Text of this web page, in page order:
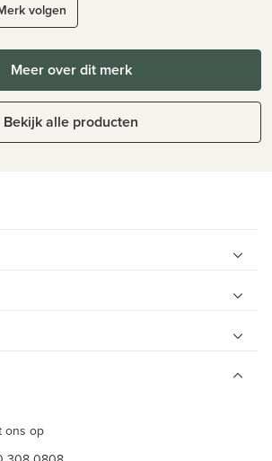
volgen
Meer over dit merk
Bekijk alle producten
ons op